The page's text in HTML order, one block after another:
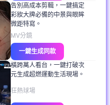
告別高成本剪輯，一鍵搞定
彩妝大牌必備的中景與眼眸
微距特寫。
MV分鏡
一鍵生成同款
橫跨萬人看台，一鍵打破次
元生成超燃運動生活現場。
狂熱球場